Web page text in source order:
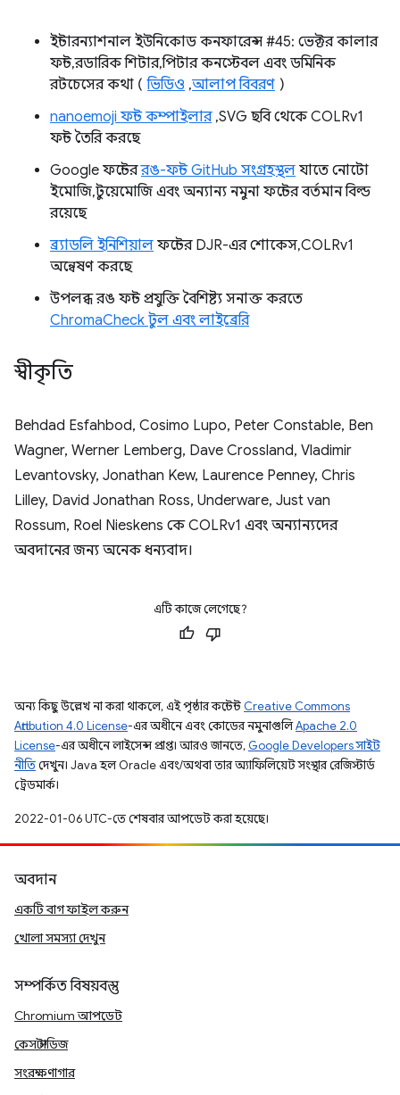
ইন্টারন্যাশনাল ইউনিকোড কনফারেন্স #45: ভেক্টর কালার
ফন্ট, রডারিক শিটার, পিটার কনস্টেবল এবং ডমিনিক
রটচেসের কথা (ভিডিও ,আলাপ বিবরণ )
nanoemoji ফন্ট কম্পাইলার, SVG ছবি থেকে COLRv1
ফন্ট তৈরি করছে
Google ফন্টেররঙ-ফন্ট GitHub সংগ্রহস্থল যাতে নোটো
ইমোজি, টুয়েমোজি এবং অন্যান্য নমুনা ফন্টের বর্তমান বিল্ড
রয়েছে
ব্র্যাডলি ইনিশিয়াল ফন্টের DJR-এর শোকেস, COLRv1
অন্বেষণ করছে
উপলব্ধ রঙ ফন্ট প্রযুক্তি বৈশিষ্ট্য সনাক্ত করতে
ChromaCheck টুল এবং লাইব্রেরি
স্বীকৃতি
Behdad Esfahbod, Cosimo Lupo, Peter Constable, Ben
Wagner, Werner Lemberg, Dave Crossland, Vladimir
Levantovsky, Jonathan Kew, Laurence Penney, Chris
Lilley, David Jonathan Ross, Underware, Just van
Rossum, Roel Nieskens কে COLRv1 এবং অন্যান্যদের
অবদানের জন্য অনেক ধন্যবাদ।
এটি কাজে লেগেছে?
অন্য কিছু উল্লেখ না করা থাকলে, এই পৃষ্ঠার কন্টেন্ট Creative Commons
Attribution 4.0 License-এর অধীনে এবং কোডের নমুনাগুলিApache 2.0
License-এর অধীনে লাইসেন্স প্রাপ্ত। আরও জানতে, Google Developers সাইট
নীতিদেখুন। Java হল Oracle এবং/অথবা তার অ্যাফিলিয়েট সংস্থার রেজিস্টার্ড
ট্রেডমার্ক।
2022-01-06 UTC-তে শেষবার আপডেট করা হয়েছে।
অবদান
একটি বাগ ফাইল করুন
খোলা সমস্যা দেখুন
সম্পর্কিত বিষয়বস্তু
Chromium আপডেট
কেস স্টাডিজ
সংরক্ষণাগার